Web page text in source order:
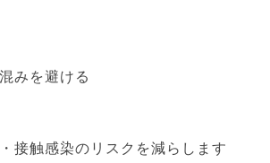
みを避ける
接触感染のリスクを減らします